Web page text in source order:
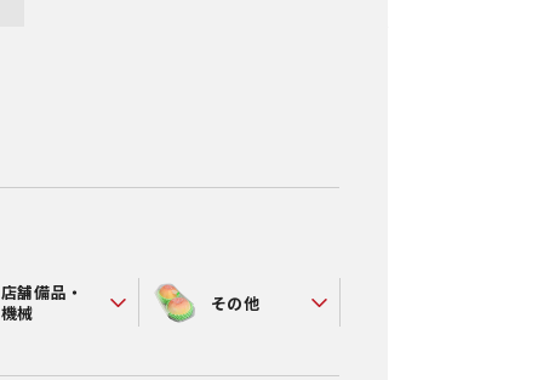
店舗備品・
機械
その他